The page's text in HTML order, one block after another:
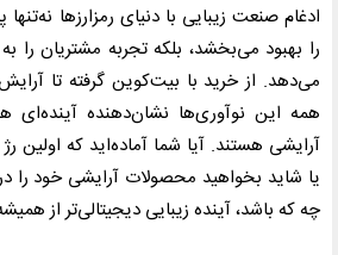
ادغام صنعت زیبایی با دنیای رمزارزها
را بهبود می‌بخشد، بلکه تجربه مشتریان را
می‌دهد. از خرید با بیت‌کوین گرفته تا
همه این نوآوری‌ها نشان‌دهنده آینده‌ای
یا شاید بخواهید محصولات آرایشی خود
چه که باشد، آینده زیبایی دیجیتالی‌تر از